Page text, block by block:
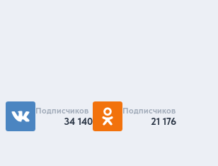
Подписчиков
34 140
Подписчиков
21 176